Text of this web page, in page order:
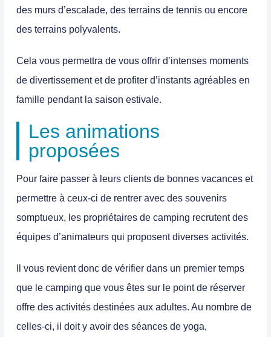
des murs d’escalade, des terrains de tennis ou encore
des terrains polyvalents.
Cela vous permettra de vous offrir d’intenses moments
de divertissement et de profiter d’instants agréables en
famille pendant la saison estivale.
Les animations
proposées
Pour faire passer à leurs clients de bonnes vacances et
permettre à ceux-ci de rentrer avec des souvenirs
somptueux, les propriétaires de camping recrutent des
équipes d’animateurs qui proposent diverses activités.
Il vous revient donc de vérifier dans un premier temps
que le camping que vous êtes sur le point de réserver
offre des activités destinées aux adultes. Au nombre de
celles-ci, il doit y avoir des séances de yoga,